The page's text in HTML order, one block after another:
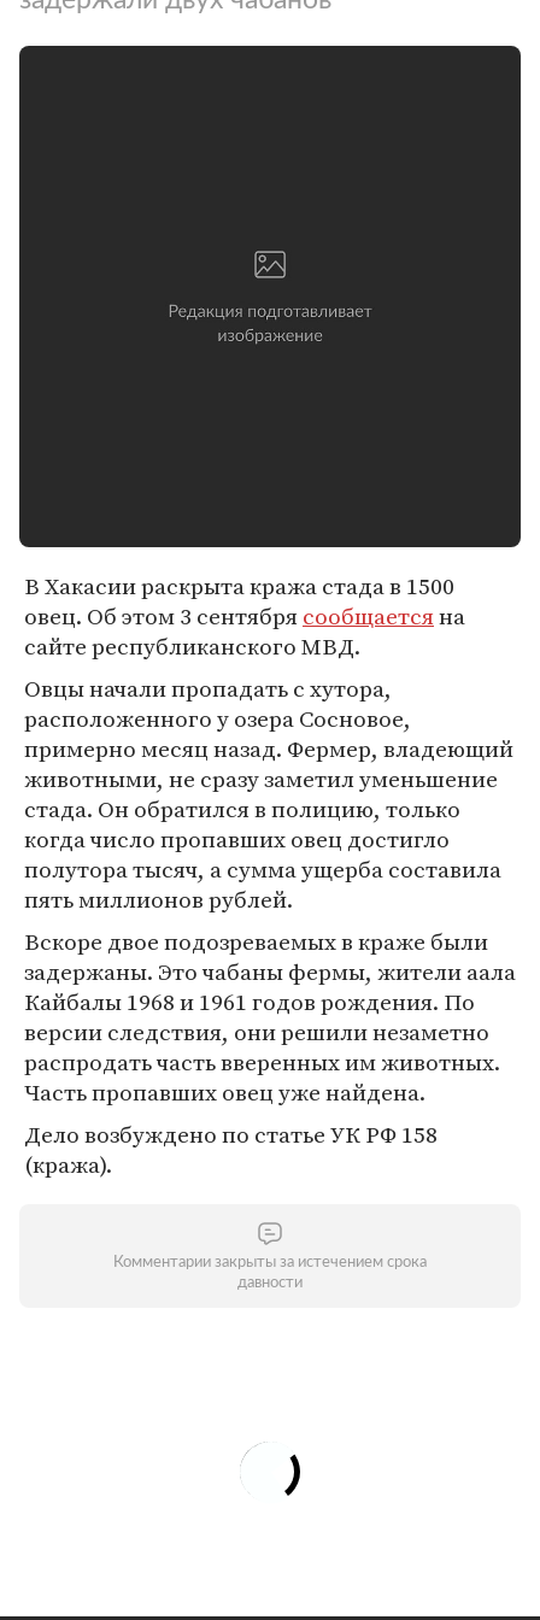
В Хакасии раскрыта кража стада в 1500
овец. Об этом 3 сентябрясообщаетсяна
сайте республиканского МВД.
Овцы начали пропадать с хутора,
расположенного у озера Сосновое,
примерно месяц назад. Фермер, владеющий
животными, не сразу заметил уменьшение
стада. Он обратился в полицию, только
когда число пропавших овец достигло
полутора тысяч, а сумма ущерба составила
пять миллионов рублей.
Вскоре двое подозреваемых в краже были
задержаны. Это чабаны фермы, жители аала
Кайбалы 1968 и 1961 годов рождения. По
версии следствия, они решили незаметно
распродать часть вверенных им животных.
Часть пропавших овец уже найдена.
Дело возбуждено по статье УК РФ 158
(кража).
Комментарии закрыты за истечением срока
давности